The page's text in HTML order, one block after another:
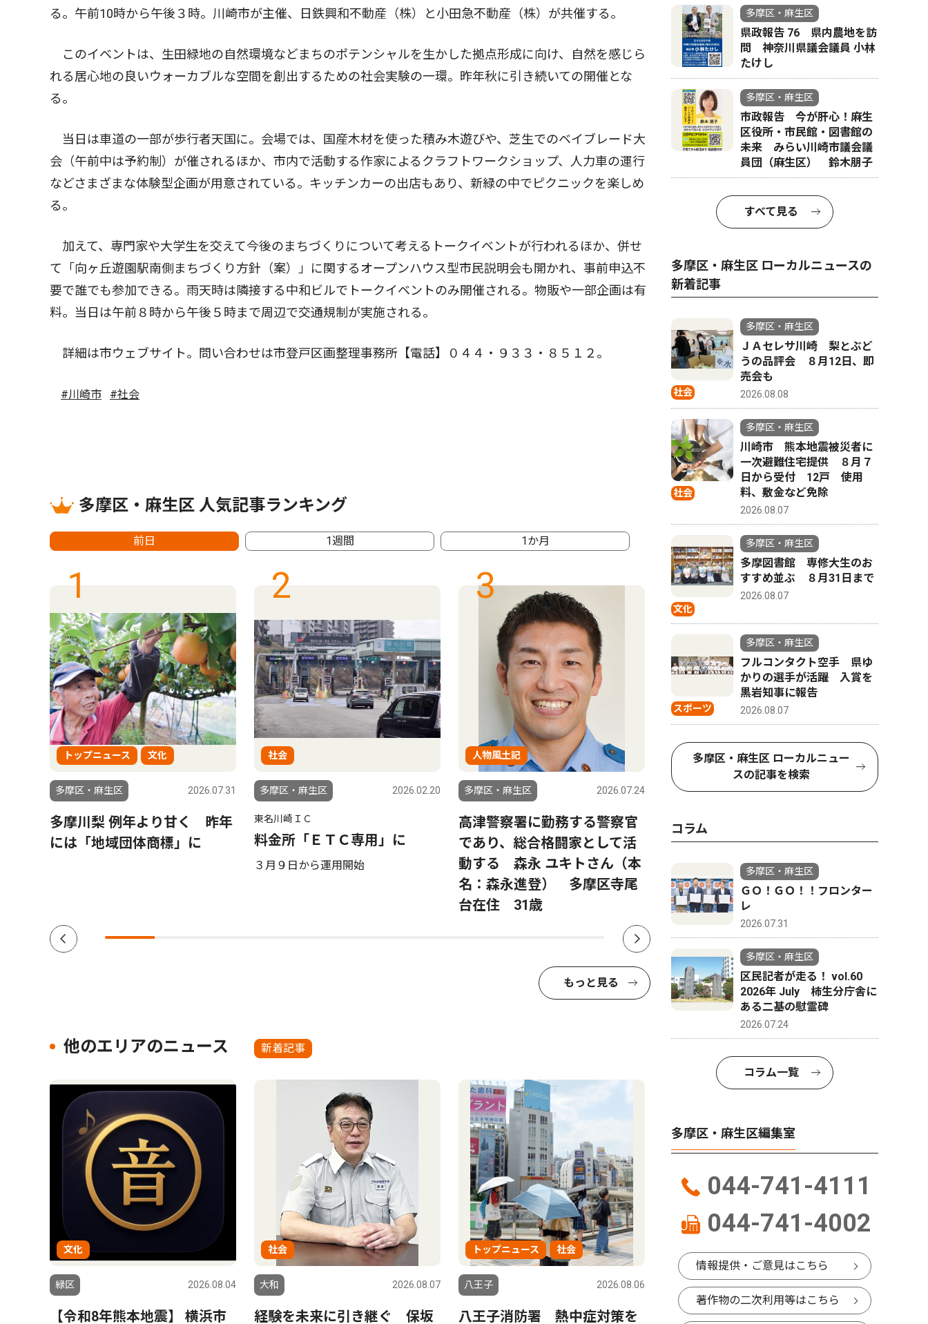
る。午前10時から午後３時。川崎市が主催、日鉄興和不動産（株）と小田急不動産（株）が共催する。
このイベントは、生田緑地の自然環境などまちのポテンシャルを生かした拠点形成に向け、自然を感じら
れる居心地の良いウォーカブルな空間を創出するための社会実験の一環。昨年秋に引き続いての開催とな
る。
当日は車道の一部が歩行者天国に。会場では、国産木材を使った積み木遊びや、芝生でのベイブレード大
会（午前中は予約制）が催されるほか、市内で活動する作家によるクラフトワークショップ、人力車の運行
などさまざまな体験型企画が用意されている。キッチンカーの出店もあり、新緑の中でピクニックを楽しめ
る。
加えて、専門家や大学生を交えて今後のまちづくりについて考えるトークイベントが行われるほか、併せ
て「向ヶ丘遊園駅南側まちづくり方針（案）」に関するオープンハウス型市民説明会も開かれ、事前申込不
要で誰でも参加できる。雨天時は隣接する中和ビルでトークイベントのみ開催される。物販や一部企画は有
料。当日は午前８時から午後５時まで周辺で交通規制が実施される。
詳細は市ウェブサイト。問い合わせは市登戸区画整理事務所【電話】０４４・９３３・８５１２。
#川崎市 #社会
多摩区・麻生区 人気記事ランキング
前日 1週間 1か月
1
トップニュース 文化
多摩区・麻生区 2026.07.31
多摩川梨 例年より甘く 昨年
には「地域団体商標」に
2
社会
多摩区・麻生区 2026.02.20
東名川崎ＩＣ
料金所「ＥＴＣ専用」に
３月９日から運用開始
3
人物風土記
多摩区・麻生区 2026.07.24
高津警察署に勤務する警察官
であり、総合格闘家として活
動する 森永 ユキトさん（本
名：森永進登） 多摩区寺尾
台在住 31歳
4
社会
多摩区・麻生区 2023.07.07
鈴木産婦人科が閉院
満開 28
もっと見る
他のエリアのニュース 新着記事
文化
緑区 2026.08.04
【令和8年熊本地震】 横浜市
社会
大和 2026.08.07
経験を未来に引き継ぐ 保坂
トップニュース 社会
八王子 2026.08.06
八王子消防署 熱中症対策を
多摩区・麻生区
県政報告 76 県内農地を訪
問 神奈川県議会議員 小林
たけし
多摩区・麻生区
市政報告 今が肝心！麻生
区役所・市民館・図書館の
未来 みらい川崎市議会議
員団（麻生区） 鈴木朋子
すべて見る
多摩区・麻生区 ローカルニュースの
新着記事
社会
多摩区・麻生区
ＪＡセレサ川崎 梨とぶど
うの品評会 ８月12日、即
売会も
2026.08.08
社会
多摩区・麻生区
川崎市 熊本地震被災者に
一次避難住宅提供 ８月７
日から受付 12戸 使用
料、敷金など免除
2026.08.07
文化
多摩区・麻生区
多摩図書館 専修大生のお
すすめ並ぶ ８月31日まで
2026.08.07
スポーツ
多摩区・麻生区
フルコンタクト空手 県ゆ
かりの選手が活躍 入賞を
黒岩知事に報告
2026.08.07
多摩区・麻生区 ローカルニュー
スの記事を検索
コラム
多摩区・麻生区
ＧＯ！ＧＯ！！フロンター
レ
2026.07.31
多摩区・麻生区
区民記者が走る！ vol.60
2026年 July 柿生分庁舎に
ある二基の慰霊碑
2026.07.24
コラム一覧
多摩区・麻生区編集室
044-741-4111
044-741-4002
情報提供・ご意見はこちら
著作物の二次利用等はこちら